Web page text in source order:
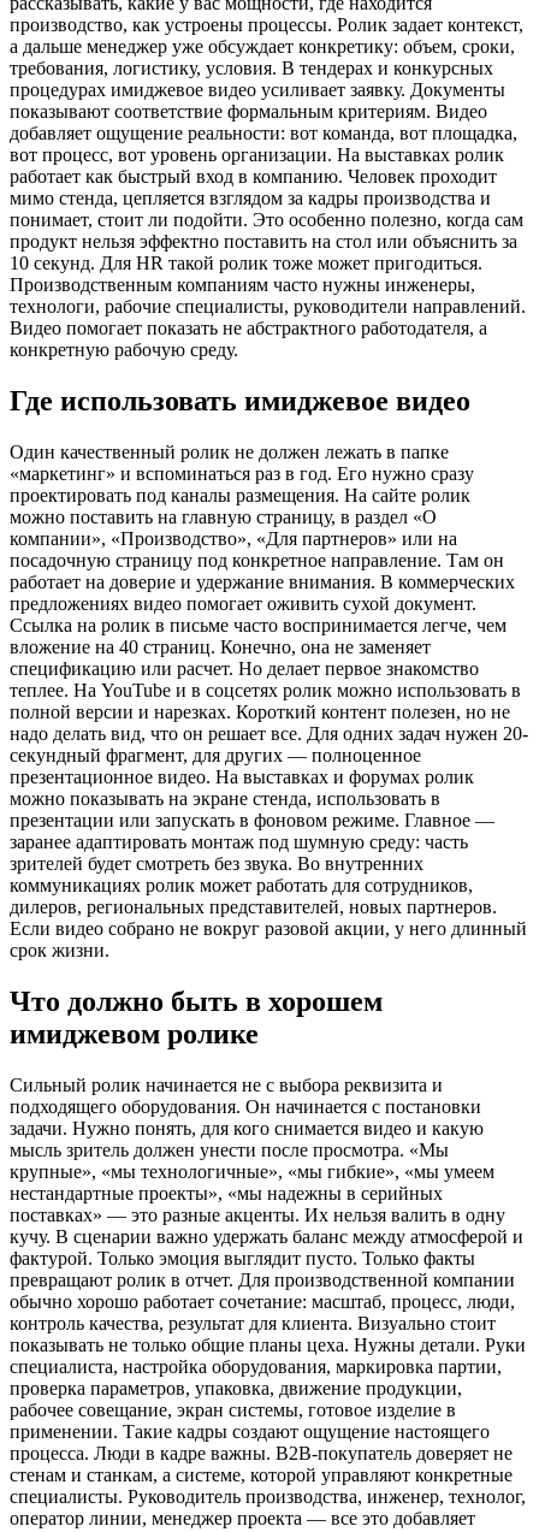
производство, как устроены процессы. Ролик задает контекст,
а дальше менеджер уже обсуждает конкретику: объем, сроки,
требования, логистику, условия. В тендерах и конкурсных
процедурах имиджевое видео усиливает заявку. Документы
показывают соответствие формальным критериям. Видео
добавляет ощущение реальности: вот команда, вот площадка,
вот процесс, вот уровень организации. На выставках ролик
работает как быстрый вход в компанию. Человек проходит
мимо стенда, цепляется взглядом за кадры производства и
понимает, стоит ли подойти. Это особенно полезно, когда сам
продукт нельзя эффектно поставить на стол или объяснить за
10 секунд. Для HR такой ролик тоже может пригодиться.
Производственным компаниям часто нужны инженеры,
технологи, рабочие специалисты, руководители направлений.
Видео помогает показать не абстрактного работодателя, а
конкретную рабочую среду.
Где использовать имиджевое видео
Один качественный ролик не должен лежать в папке
«маркетинг» и вспоминаться раз в год. Его нужно сразу
проектировать под каналы размещения. На сайте ролик
можно поставить на главную страницу, в раздел «О
компании», «Производство», «Для партнеров» или на
посадочную страницу под конкретное направление. Там он
работает на доверие и удержание внимания. В коммерческих
предложениях видео помогает оживить сухой документ.
Ссылка на ролик в письме часто воспринимается легче, чем
вложение на 40 страниц. Конечно, она не заменяет
спецификацию или расчет. Но делает первое знакомство
теплее. На YouTube и в соцсетях ролик можно использовать в
полной версии и нарезках. Короткий контент полезен, но не
надо делать вид, что он решает все. Для одних задач нужен 20-
секундный фрагмент, для других — полноценное
презентационное видео. На выставках и форумах ролик
можно показывать на экране стенда, использовать в
презентации или запускать в фоновом режиме. Главное —
заранее адаптировать монтаж под шумную среду: часть
зрителей будет смотреть без звука. Во внутренних
коммуникациях ролик может работать для сотрудников,
дилеров, региональных представителей, новых партнеров.
Если видео собрано не вокруг разовой акции, у него длинный
срок жизни.
Что должно быть в хорошем
имиджевом ролике
Сильный ролик начинается не с выбора реквизита и
подходящего оборудования. Он начинается с постановки
задачи. Нужно понять, для кого снимается видео и какую
мысль зритель должен унести после просмотра. «Мы
крупные», «мы технологичные», «мы гибкие», «мы умеем
нестандартные проекты», «мы надежны в серийных
поставках» — это разные акценты. Их нельзя валить в одну
кучу. В сценарии важно удержать баланс между атмосферой и
фактурой. Только эмоция выглядит пусто. Только факты
превращают ролик в отчет. Для производственной компании
обычно хорошо работает сочетание: масштаб, процесс, люди,
контроль качества, результат для клиента. Визуально стоит
показывать не только общие планы цеха. Нужны детали. Руки
специалиста, настройка оборудования, маркировка партии,
проверка параметров, упаковка, движение продукции,
рабочее совещание, экран системы, готовое изделие в
применении. Такие кадры создают ощущение настоящего
процесса. Люди в кадре важны. B2B-покупатель доверяет не
стенам и станкам, а системе, которой управляют конкретные
специалисты. Руководитель производства, инженер, технолог,
оператор линии, менеджер проекта — все это добавляет